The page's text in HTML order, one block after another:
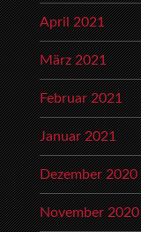
April 2021
März 2021
Februar 2021
Januar 2021
Dezember 2020
November 2020